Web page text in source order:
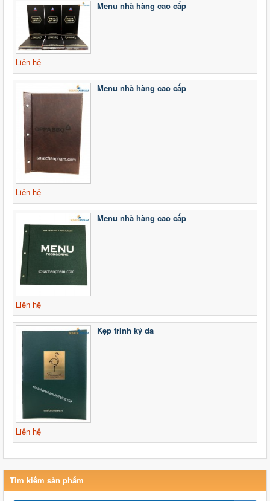
Menu nhà hàng cao cấp
Liên hệ
Menu nhà hàng cao cấp
Liên hệ
Menu nhà hàng cao cấp
Liên hệ
Kẹp trình ký da
Liên hệ
Tìm kiếm sản phẩm